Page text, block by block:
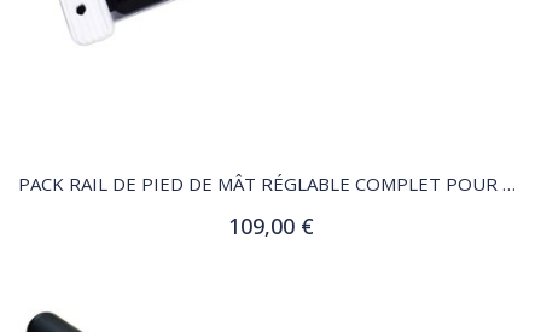
PACK RAIL DE PIED DE MÂT RÉGLABLE COMPLET POUR TECHNO 293 OD
109,00 €
Ajouter au panier